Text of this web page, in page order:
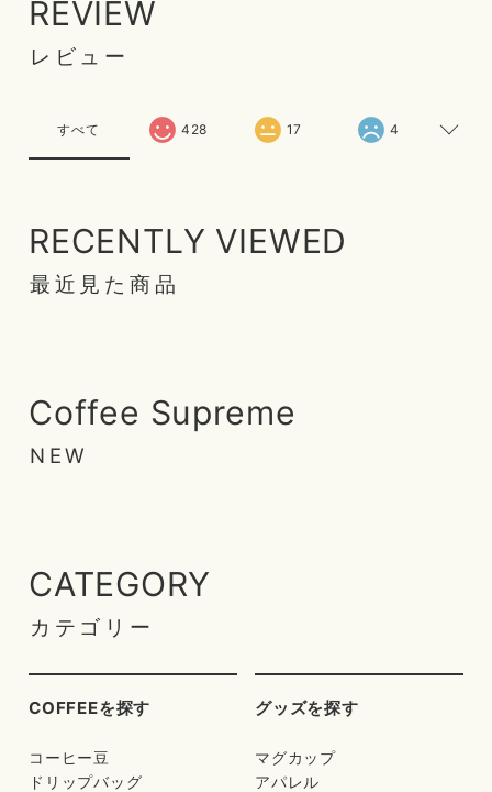
REVIEW
レビュー
すべて 428 17 4
RECENTLY VIEWED
最近見た商品
Coffee Supreme
NEW
CATEGORY
カテゴリー
COFFEEを探す
コーヒー豆
ドリップバッグ
グッズを探す
マグカップ
アパレル